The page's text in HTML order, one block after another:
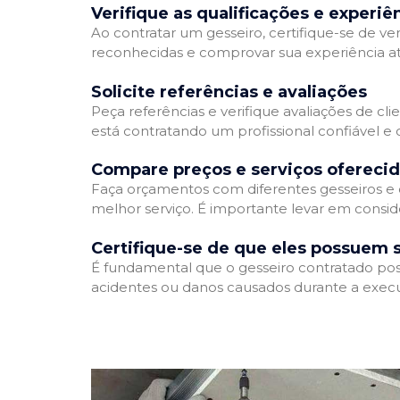
Verifique as qualificações e
Ao contratar um gesseiro, certifique-se de
reconhecidas e comprovar sua experiência
Solicite referências e avaliações
Peça referências e verifique avaliações de
está contratando um profissional confiável
Compare preços e serviços
Faça orçamentos com diferentes gesseiros
melhor serviço. É importante levar em
Certifique-se de que eles possuem
É fundamental que o gesseiro contratado
acidentes ou danos causados durante a